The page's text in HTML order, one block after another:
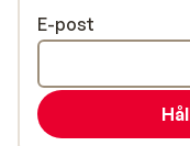
E-post